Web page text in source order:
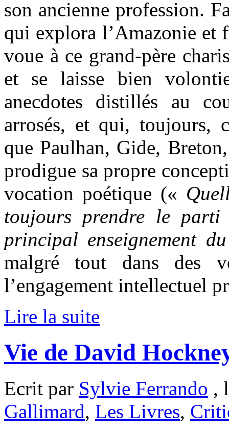
son ancienne profession.
qui explora l’Amazonie et
voue à ce grand-père
et se laisse bien
anecdotes distillés au
arrosés, et qui, toujours,
que Paulhan, Gide,
prodigue sa propre
vocation poétique («
toujours prendre le
principal enseignement
malgré tout dans des
l’engagement intellectuel
Lire la suite
Vie de David
Ecrit par Sylvie Ferrando ,
Gallimard, Les Livres,